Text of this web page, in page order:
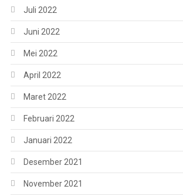
Juli 2022
Juni 2022
Mei 2022
April 2022
Maret 2022
Februari 2022
Januari 2022
Desember 2021
November 2021